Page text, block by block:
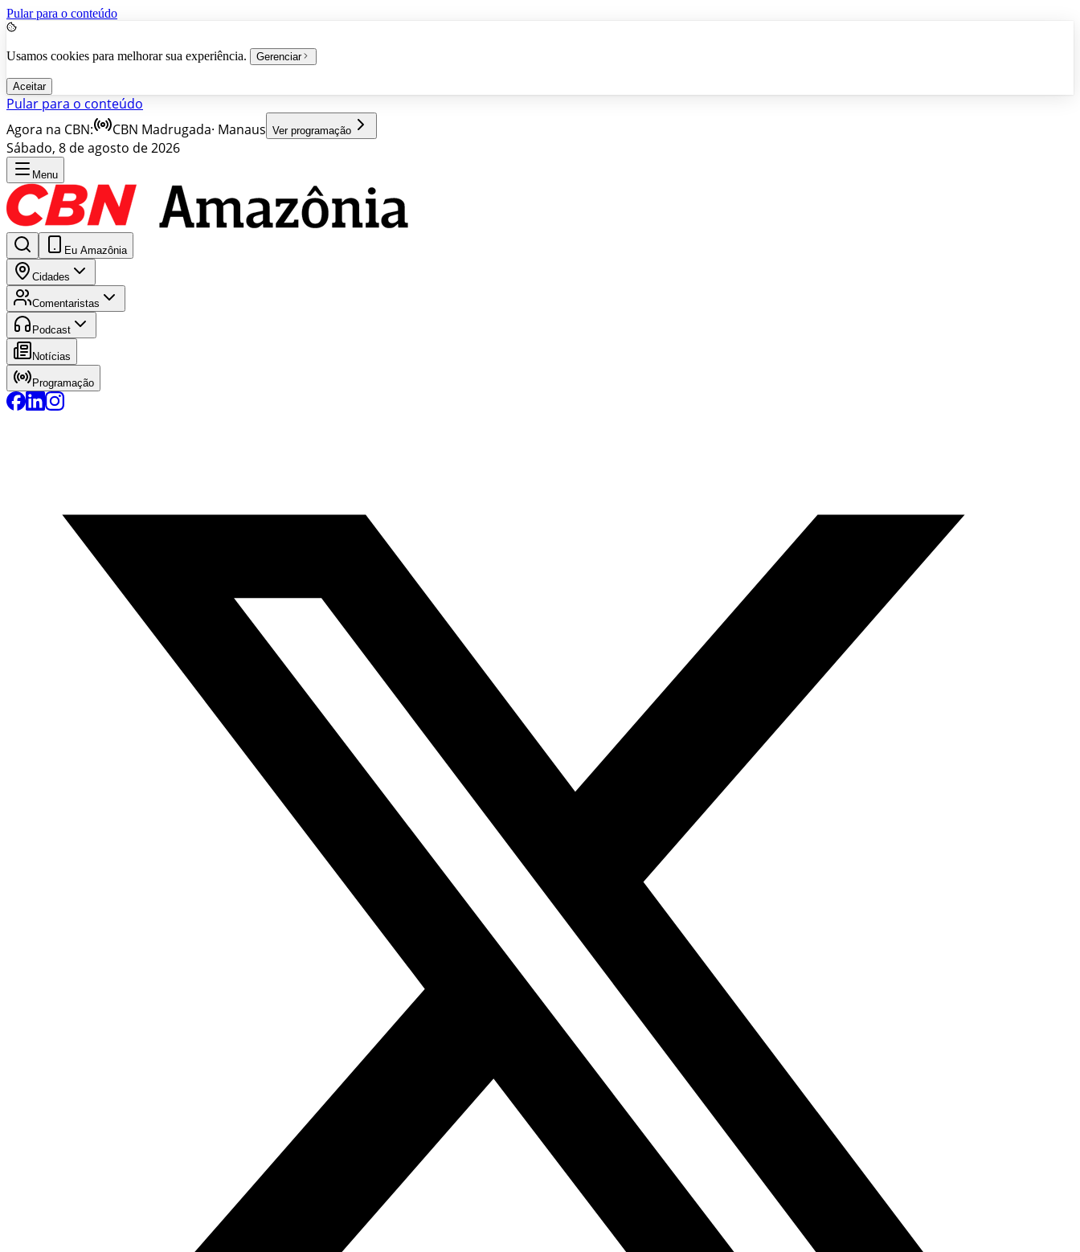
Pular para o conteúdo
Usamos cookies para melhorar sua experiência. Gerenciar
Aceitar
Pular para o conteúdo
Agora na CBN:
CBN Madrugada· Manaus Ver programação
Sábado, 8 de agosto de 2026
Menu
Eu Amazônia
Cidades
Comentaristas
Podcast
Notícias
Programação